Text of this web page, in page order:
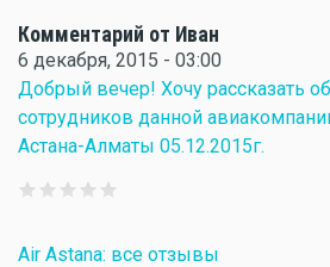
Комментарий от Иван
6 декабря, 2015 - 03:00
Добрый вечер! Хочу рассказать
сотрудников данной
Астана-Алматы 05.12.2015г.
Air Astana: все отзывы